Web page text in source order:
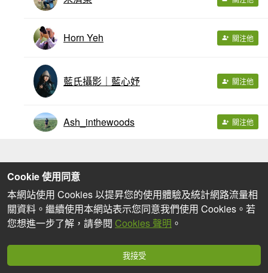
Horn Yeh 關注他
藍氏攝影｜藍心妤 關注他
Ash_inthewoods 關注他
Cookie 使用同意
本網站使用 Cookies 以提昇您的使用體驗及統計網路流量相
關資料。繼續使用本網站表示您同意我們使用 Cookies。若
您想進一步了解，請參閱 Cookies 聲明 。
我接受